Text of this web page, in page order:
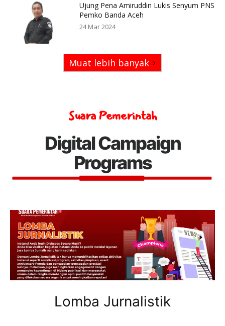
Ujung Pena Amiruddin Lukis Senyum PNS
Pemko Banda Aceh
24 Mar 2024
Muat lebih banyak
Suara Pemerintah
Digital Campaign
Programs
Lomba Jurnalistik